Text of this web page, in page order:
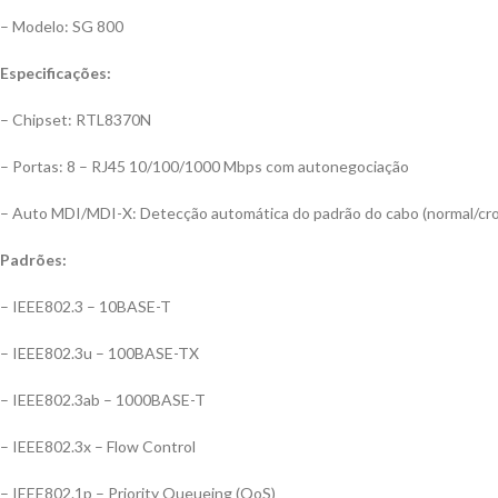
– Modelo: SG 800
Especificações:
– Chipset: RTL8370N
– Portas: 8 – RJ45 10/100/1000 Mbps com autonegociação
– Auto MDI/MDI-X: Detecção automática do padrão do cabo (normal/
Padrões:
– IEEE802.3 – 10BASE-T
– IEEE802.3u – 100BASE-TX
– IEEE802.3ab – 1000BASE-T
– IEEE802.3x – Flow Control
– IEEE802.1p – Priority Queueing (QoS)